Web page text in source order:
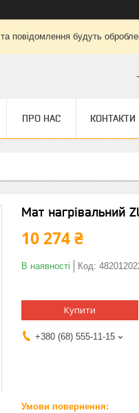
повідомлення будуть
ПРО НАС КОНТАКТИ
Мат нагрівальний
10 274 ₴
В наявності Код:
Купити
+380 (68) 555-11-15